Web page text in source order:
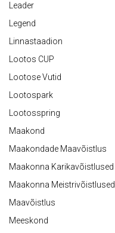
Leader
Legend
Linnastaadion
Lootos CUP
Lootose Vutid
Lootospark
Lootosspring
Maakond
Maakondade Maavõistlus
Maakonna Karikavõistlused
Maakonna Meistrivõistlused
Maavõistlus
Meeskond